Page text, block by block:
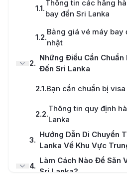
1.1.
Thông tin các hãng
bay đến Sri Lanka
1.2.
Bảng giá vé máy bay
nhật
2.
Những Điều Cần
Đến Sri Lanka
2.1.Bạn cần chuẩn bị
2.2.
Thông tin quy định
Lanka
3.
Hướng Dẫn Di Chuyển
Lanka Về Khu Vực
4.
Làm Cách Nào Để Săn
Sri Lanka?